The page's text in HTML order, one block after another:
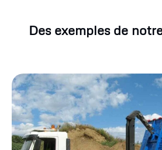
Des exemples de